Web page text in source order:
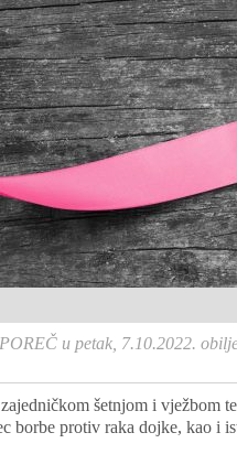
POREČ u petak, 7.10.2022.
šetnjom i vježbom
borbe protiv raka dojke, kao i